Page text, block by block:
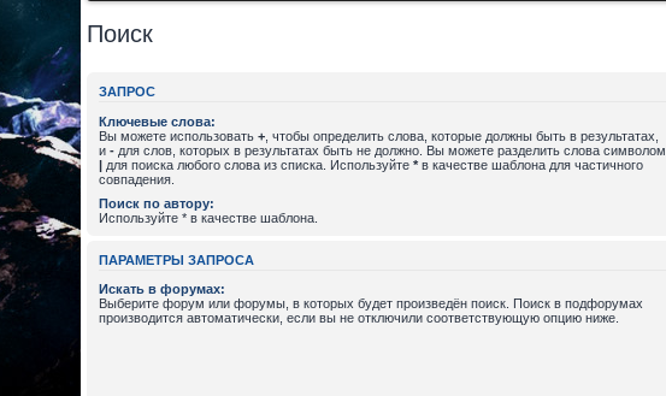
Поиск
ЗАПРОС
Ключевые слова:
Вы можете использовать+ , чтобы определить слова, которые должны быть в результатах,
и- для слов, которых в результатах быть не должно. Вы можете разделить слова символом
| для поиска любого слова из списка. Используйте* в качестве шаблона для частичного
совпадения.
Поиск по автору:
Используйте * в качестве шаблона.
ПАРАМЕТРЫ ЗАПРОСА
Искать в форумах:
Выберите форум или форумы, в которых будет произведён поиск. Поиск в подфорумах
производится автоматически, если вы не отключили соответствующую опцию ниже.